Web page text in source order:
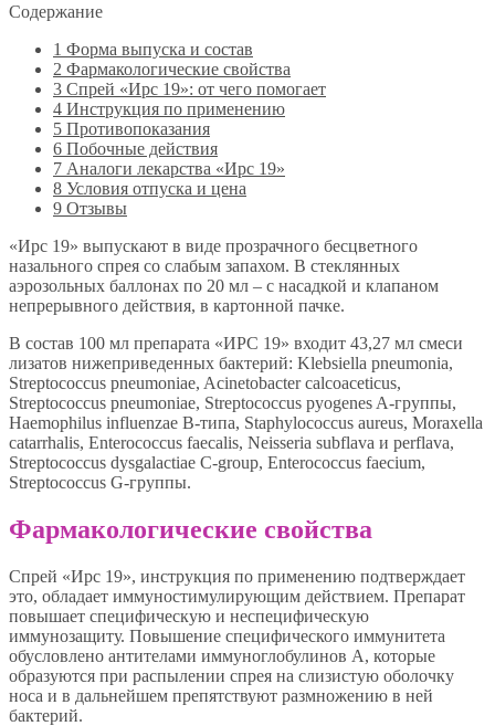
Содержание
1 Форма выпуска и состав
2 Фармакологические свойства
3 Спрей «Ирс 19»: от чего помогает
4 Инструкция по применению
5 Противопоказания
6 Побочные действия
7 Аналоги лекарства «Ирс 19»
8 Условия отпуска и цена
9 Отзывы
«Ирс 19» выпускают в виде прозрачного бесцветного
назального спрея со слабым запахом. В стеклянных
аэрозольных баллонах по 20 мл – с насадкой и клапаном
непрерывного действия, в картонной пачке.
В состав 100 мл препарата «ИРС 19» входит 43,27 мл смеси
лизатов нижеприведенных бактерий: Klebsiella pneumonia,
Streptococcus pneumoniae, Acinetobacter calcoaceticus,
Streptococcus pneumoniae, Streptococcus pyogenes A-группы,
Haemophilus influenzae B-типа, Staphylococcus aureus, Moraxella
catarrhalis, Enterococcus faecalis, Neisseria subflava и perflava,
Streptococcus dysgalactiae C-group, Enterococcus faecium,
Streptococcus G-группы.
Фармакологические свойства
Спрей «Ирс 19», инструкция по применению подтверждает
это, обладает иммуностимулирующим действием. Препарат
повышает специфическую и неспецифическую
иммунозащиту. Повышение специфического иммунитета
обусловлено антителами иммуноглобулинов А, которые
образуются при распылении спрея на слизистую оболочку
носа и в дальнейшем препятствуют размножению в ней
бактерий.